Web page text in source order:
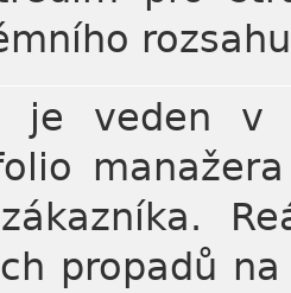
je veden v
propadů